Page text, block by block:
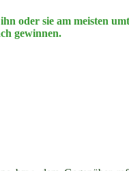
oder sie am meisten
gewinnen.